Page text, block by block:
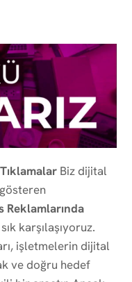
Biz dijital
Reklamlarında
karşılaşıyoruz.
işletmelerin dijital
ve doğru hedef